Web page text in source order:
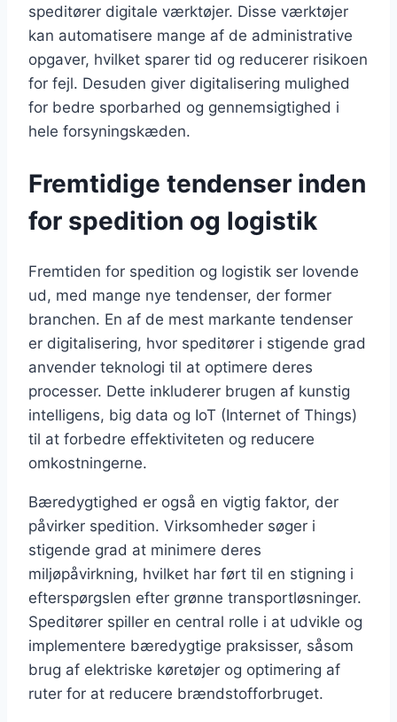
speditører digitale værktøjer. Disse værktøjer
kan automatisere mange af de administrative
opgaver, hvilket sparer tid og reducerer risikoen
for fejl. Desuden giver digitalisering mulighed
for bedre sporbarhed og gennemsigtighed i
hele forsyningskæden.
Fremtidige tendenser inden
for spedition og logistik
Fremtiden for spedition og logistik ser lovende
ud, med mange nye tendenser, der former
branchen. En af de mest markante tendenser
er digitalisering, hvor speditører i stigende grad
anvender teknologi til at optimere deres
processer. Dette inkluderer brugen af kunstig
intelligens, big data og IoT (Internet of Things)
til at forbedre effektiviteten og reducere
omkostningerne.
Bæredygtighed er også en vigtig faktor, der
påvirker spedition. Virksomheder søger i
stigende grad at minimere deres
miljøpåvirkning, hvilket har ført til en stigning i
efterspørgslen efter grønne transportløsninger.
Speditører spiller en central rolle i at udvikle og
implementere bæredygtige praksisser, såsom
brug af elektriske køretøjer og optimering af
ruter for at reducere brændstofforbruget.